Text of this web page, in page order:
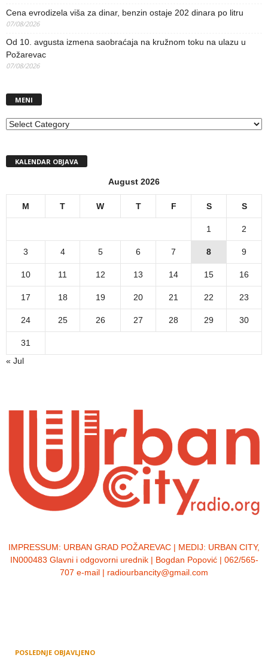
Cena evrodizela viša za dinar, benzin ostaje 202 dinara po litru
07/08/2026
Od 10. avgusta izmena saobraćaja na kružnom toku na ulazu u
Požarevac
07/08/2026
MENI
MENI
KALENDAR OBJAVA
August 2026
M T W T F S S
1 2
3 4 5 6 7 8 9
10 11 12 13 14 15 16
17 18 19 20 21 22 23
24 25 26 27 28 29 30
31
« Jul
IMPRESSUM: URBAN GRAD POŽAREVAC | MEDIJ: URBAN CITY,
IN000483 Glavni i odgovorni urednik | Bogdan Popović | 062/565-
707 e-mail | radiourbancity@gmail.com
POSLEDNJE OBJAVLJENO